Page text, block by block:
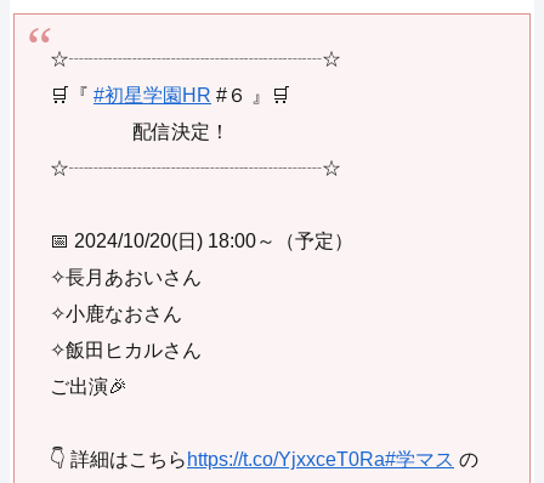
☆┈┈┈┈┈┈┈┈┈┈┈┈┈☆
🛒『 #初星学園HR #６ 』🛒
配信決定！
☆┈┈┈┈┈┈┈┈┈┈┈┈┈☆
📅 2024/10/20(日) 18:00～（予定）
✧長月あおいさん
✧小鹿なおさん
✧飯田ヒカルさん
ご出演🎉
👇 詳細はこちら https://t.co/YjxxceT0Ra#学マス の